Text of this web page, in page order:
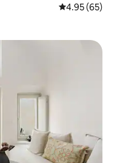
औसत रेटिंग 5 में
4.95 (65)